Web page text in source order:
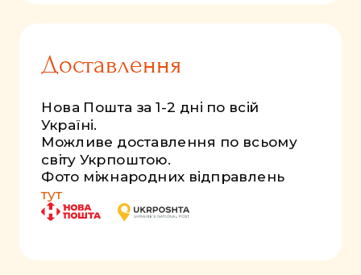
Нова Пошта за 1-2 дні по всій
Україні.
Можливе доставлення по всьому
світу Укрпоштою.
Фото міжнародних відправлень
тут
Доставлення